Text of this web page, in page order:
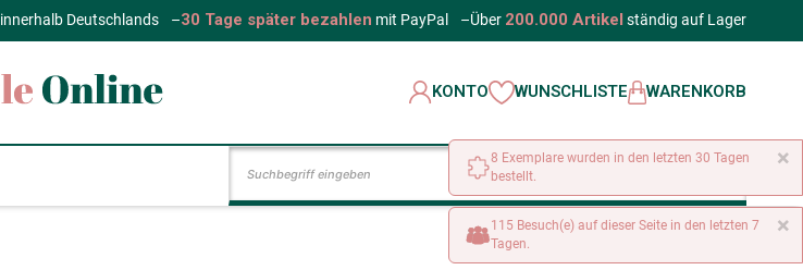
innerhalb Deutschlands –30 Tage später bezahlen mit PayPal –Über 200.000 Artikel ständig auf Lager
KONTO WUNSCHLISTE WARENKORB
×
8 Exemplare wurden in den letzten 30 Tagen
bestellt.
×
115 Besuch(e) auf dieser Seite in den letzten 7
Tagen.